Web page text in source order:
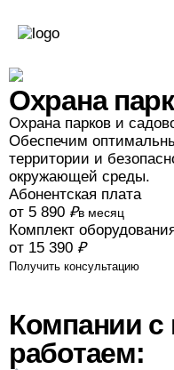
Охрана
Охрана парков и
Обеспечим
территории и
окружающей среды.
Абонентская плата
от 5 890 ₽в месяц
Комплект
от 15 390 ₽
Получить консультацию
Компании
работаем: